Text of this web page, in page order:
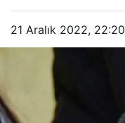
21 Aralık 2022, 22:20